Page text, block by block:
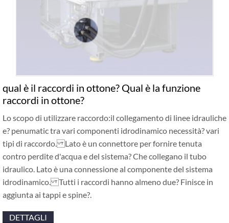
qual è il raccordi in ottone? Qual è la funzione
raccordi in ottone?
Lo scopo di utilizzare raccordo:il collegamento di linee idrauliche
e? penumatic tra vari componenti idrodinamico necessità? vari
tipi di raccordo. Lato è un connettore per fornire tenuta
contro perdite d'acqua e del sistema? Che collegano il tubo
idraulico. Lato è una connessione al componente del sistema
idrodinamico. Tutti i raccordi hanno almeno due? Finisce in
aggiunta ai tappi e spine?.
DETTAGLI